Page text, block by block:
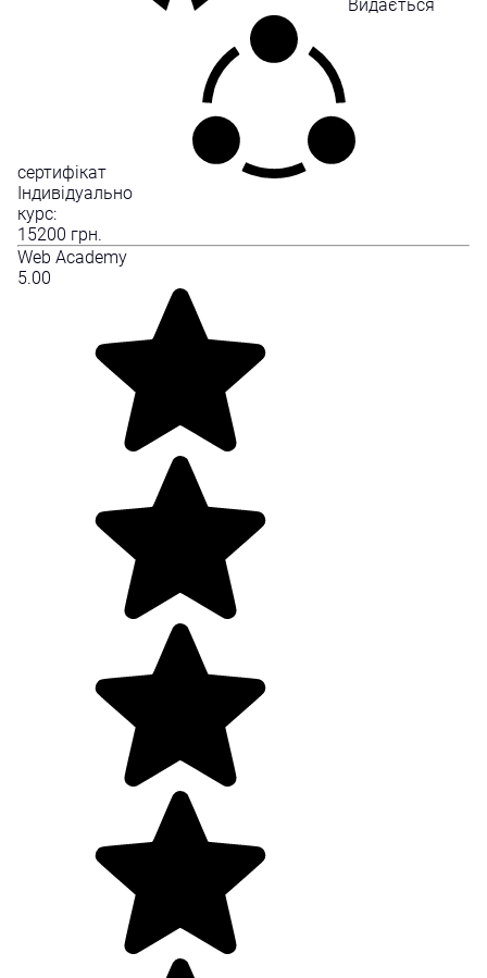
Видається
сертифікат
Індивідуально
курс:
15200 грн.
Web Academy
5.00